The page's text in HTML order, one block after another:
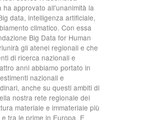
ha approvato all'unanimità la
data, intelligenza artificiale,
climatico. Con essa
Big Data for Human
gli atenei regionali e che
di ricerca nazionali e
anni abbiamo portato in
nazionali e
anche su questi ambiti di
nostra rete regionale dei
materiale e immateriale più
tra le prime in Europa. E